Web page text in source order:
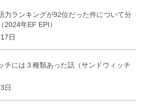
力ランキングが92位だった件について分
2024年EF EPI）
日
チには３種類あった話（サンドウィッチ
日